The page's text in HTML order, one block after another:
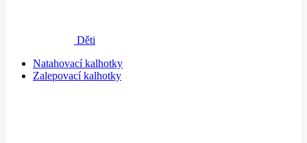
Děti
Natahovací kalhotky
Zalepovací kalhotky